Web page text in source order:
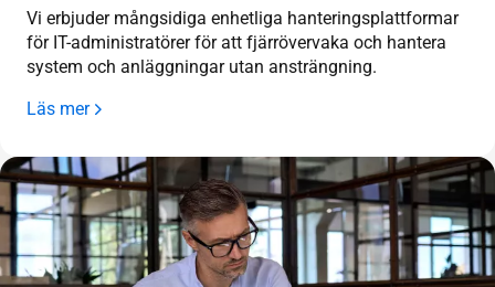
Vi erbjuder mångsidiga enhetliga hanteringsplattformar
för IT-administratörer för att fjärrövervaka och hantera
system och anläggningar utan ansträngning.
Läs mer